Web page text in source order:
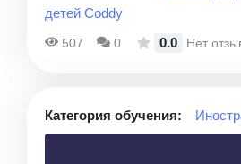
детей Coddy
507 0 0.0 Нет
Категория обучения: